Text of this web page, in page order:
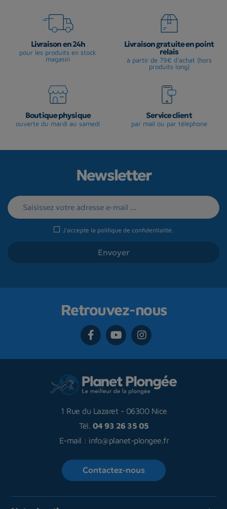
Livraison en 24h
pour les produits en stock
magasin
Livraison gratuite en point
relais
à partir de 79€ d'achat (hors
produits long)
Boutique physique
ouverte du mardi au samedi
Service client
par mail ou par téléphone
Newsletter
J'accepte la politique de confidentialité
Retrouvez-nous
1 Rue du Lazaret - 06300 Nice
Tél. 04 93 26 35 05
E-mail : info@planet-plongee.fr
Contactez-nous